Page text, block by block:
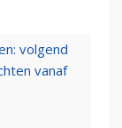
volgend
vanaf